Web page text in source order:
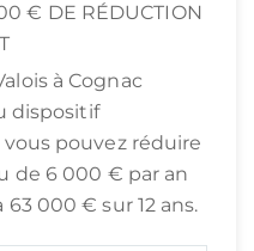
€ DE RÉDUCTION
à Cognac
dispositif
pouvez réduire
de 6 000 € par an
000 € sur 12 ans.